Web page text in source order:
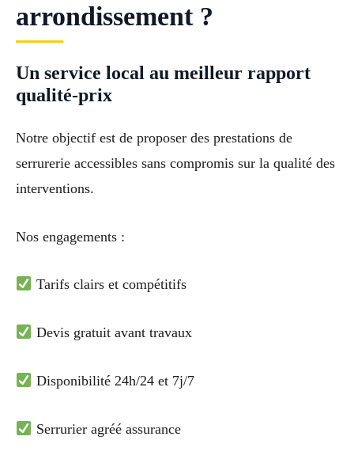
arrondissement ?
Un service local au meilleur rapport
qualité-prix
Notre objectif est de proposer des prestations de
serrurerie accessibles sans compromis sur la qualité des
interventions.
Nos engagements :
Tarifs clairs et compétitifs
Devis gratuit avant travaux
Disponibilité 24h/24 et 7j/7
Serrurier agréé assurance